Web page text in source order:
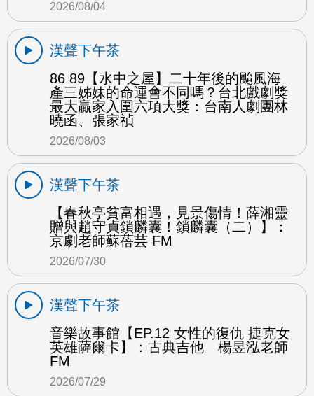
2026/08/04
漢聲下午茶
86 89【水中之屋】二十年後的颱風海
產三姊妹的命運會不同嗎？台北戲劇獎
最大贏家入圍六項大獎：台南人劇團林
曉函、張家禎
2026/08/03
漢聲下午茶
【春秋亭貧富相遇，見景傷情！薛湘靈
贈與趙守貞鎖麟囊！鎖麟囊（二）】：
京劇老師蘇蓓芸 FM
2026/07/30
漢聲下午茶
音樂故事館【EP.12 女性的復仇 捷克女
英雄薩爾卡】：古典吉他 楊昱泓老師
FM
2026/07/29